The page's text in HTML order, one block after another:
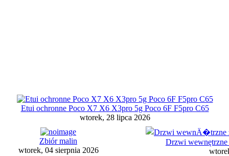
Etui ochronne Poco X7 X6 X3pro 5g Poco 6F F5pro C65
wtorek, 28 lipca 2026
Zbiór malin
wtorek, 04 sierpnia 2026
Drzwi wewnętrzne